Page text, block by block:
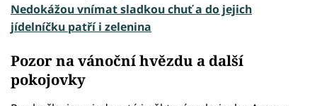
Nedokážou vnímat sladkou chuť a do jejich
jídelníčku patří i zelenina
Pozor na vánoční hvězdu a další
pokojovky